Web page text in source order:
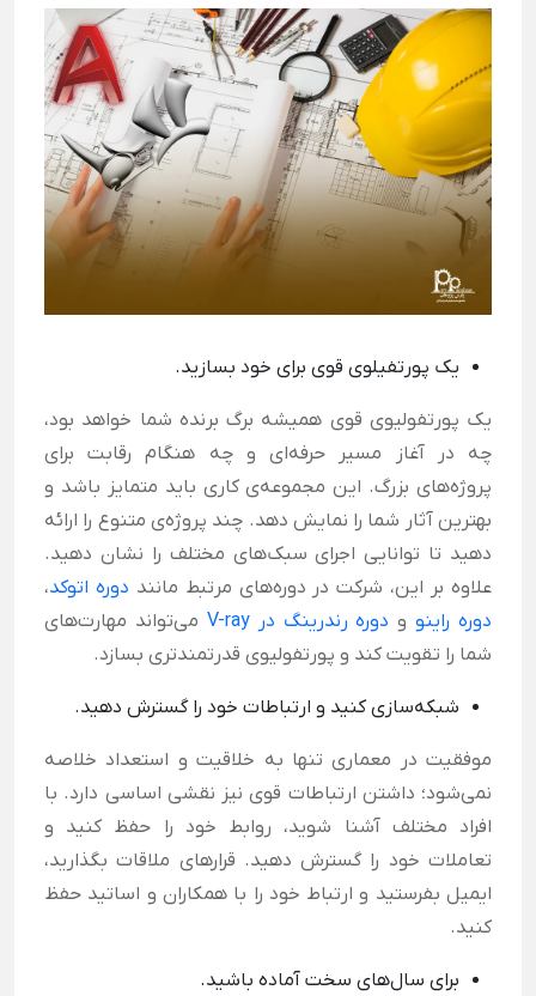
یک پورتفیلوی قوی برای خود بسازید.
یک پورتفولیوی قوی همیشه برگ برنده شما خواهد بود،
چه در آغاز مسیر حرفه‌ای و چه هنگام رقابت برای
پروژه‌های بزرگ. این مجموعه‌ی کاری باید متمایز باشد و
بهترین آثار شما را نمایش دهد. چند پروژه‌ی متنوع را ارائه
دهید تا توانایی اجرای سبک‌های مختلف را نشان دهید.
علاوه بر این، شرکت در دوره‌های مرتبط مانند دوره اتوکد،
دوره راینو و دوره رندرینگ در V-ray می‌تواند مهارت‌های
شما را تقویت کند و پورتفولیوی قدرتمندتری بسازد.
شبکه‌سازی کنید و ارتباطات خود را گسترش دهید.
موفقیت در معماری تنها به خلاقیت و استعداد خلاصه
نمی‌شود؛ داشتن ارتباطات قوی نیز نقشی اساسی دارد. با
افراد مختلف آشنا شوید، روابط خود را حفظ کنید و
تعاملات خود را گسترش دهید. قرارهای ملاقات بگذارید،
ایمیل بفرستید و ارتباط خود را با همکاران و اساتید حفظ
کنید.
برای سال‌های سخت آماده باشید.